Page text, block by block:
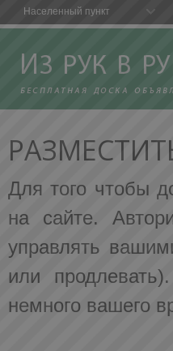
Для того чтобы
на сайте.
управлять
или
немного вашего
Населенный пункт